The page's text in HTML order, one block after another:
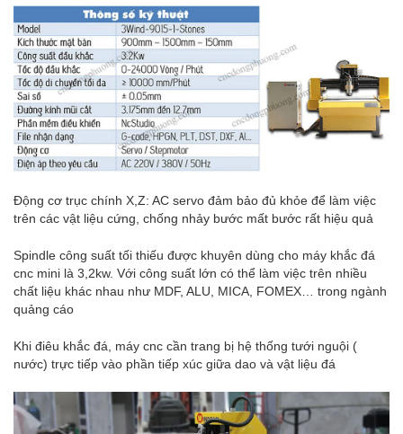
Động cơ trục chính X,Z: AC servo đảm bảo đủ khỏe để làm việc
trên các vật liệu cứng, chống nhảy bước mất bước rất hiệu quả
Spindle công suất tối thiếu được khuyên dùng cho máy khắc đá
cnc mini là 3,2kw. Với công suất lớn có thể làm việc trên nhiều
chất liệu khác nhau như MDF, ALU, MICA, FOMEX… trong ngành
quảng cáo
Khi điêu khắc đá, máy cnc cần trang bị hệ thống tưới nguội (
nước) trực tiếp vào phần tiếp xúc giữa dao và vật liệu đá